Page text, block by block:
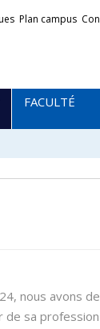
Plan campus
FACULTÉ
nous avons
sa